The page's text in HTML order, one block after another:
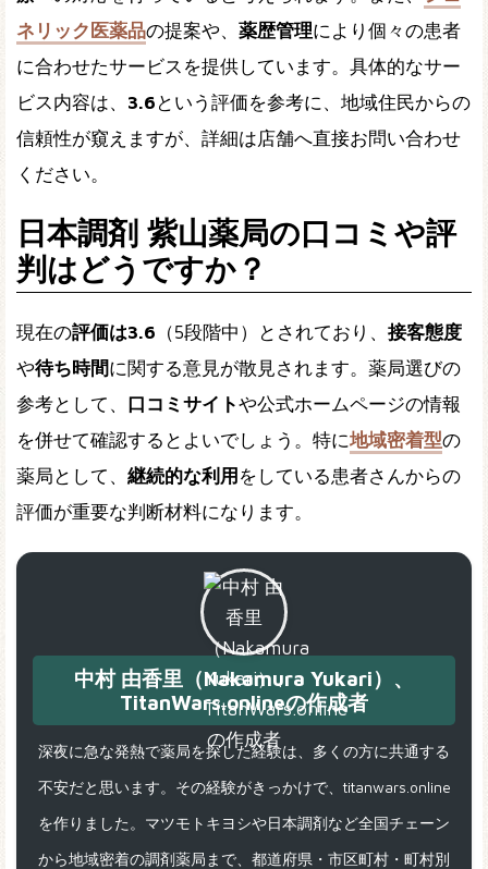
ネリック医薬品の提案や、 薬歴管理により個々の患者
に合わせたサービスを提供しています。具体的なサー
ビス内容は、 3.6 という評価を参考に、地域住民からの
信頼性が窺えますが、詳細は店舗へ直接お問い合わせ
ください。
日本調剤 紫山薬局の口コミや評
判はどうですか？
現在の評価は3.6 （5段階中）とされており、 接客態度
や待ち時間に関する意見が散見されます。薬局選びの
参考として、 口コミサイトや公式ホームページの情報
を併せて確認するとよいでしょう。特に地域密着型の
薬局として、 継続的な利用をしている患者さんからの
評価が重要な判断材料になります。
中村 由香里（Nakamura Yukari）、
TitanWars.onlineの作成者
深夜に急な発熱で薬局を探した経験は、多くの方に共通する
不安だと思います。その経験がきっかけで、titanwars.online
を作りました。マツモトキヨシや日本調剤など全国チェーン
から地域密着の調剤薬局まで、都道府県・市区町村・町村別